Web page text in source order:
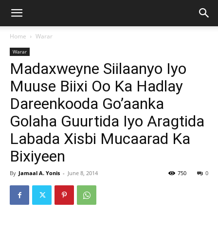
Home Warar
Warar
Madaxweyne Siilaanyo Iyo
Muuse Biixi Oo Ka Hadlay
Dareenkooda Go’aanka
Golaha Guurtida Iyo Aragtida
Labada Xisbi Mucaarad Ka
Bixiyeen
By Jamaal A. Yonis - June 8, 2014 0
750